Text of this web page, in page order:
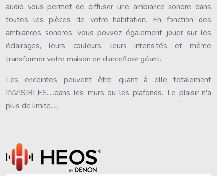
audio vous permet de diffuser une ambiance sonore dans
toutes les pièces de votre habitation. En fonction des
ambiances sonores, vous pouvez également jouer sur les
éclairages, leurs couleurs, leurs intensités et même
transformer votre maison en dancefloor géant.
Les enceintes peuvent être quant à elle totalement
INVISIBLES.....dans les murs ou les plafonds. Le plaisir n'a
plus de limite.....